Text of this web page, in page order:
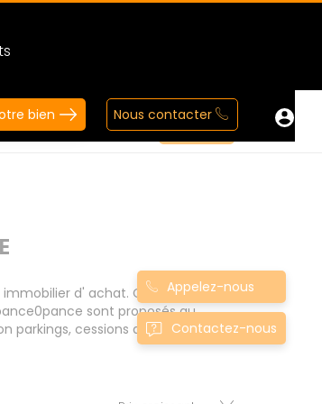
bien Nous contacter
d' achat. Consultez
sont proposés au
parkings, cessions de baux, fonds
Appelez-nous
Contactez-nous